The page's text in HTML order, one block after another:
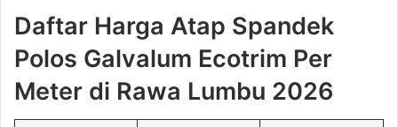
Daftar Harga Atap Spandek
Polos Galvalum Ecotrim Per
Meter di Rawa Lumbu 2026